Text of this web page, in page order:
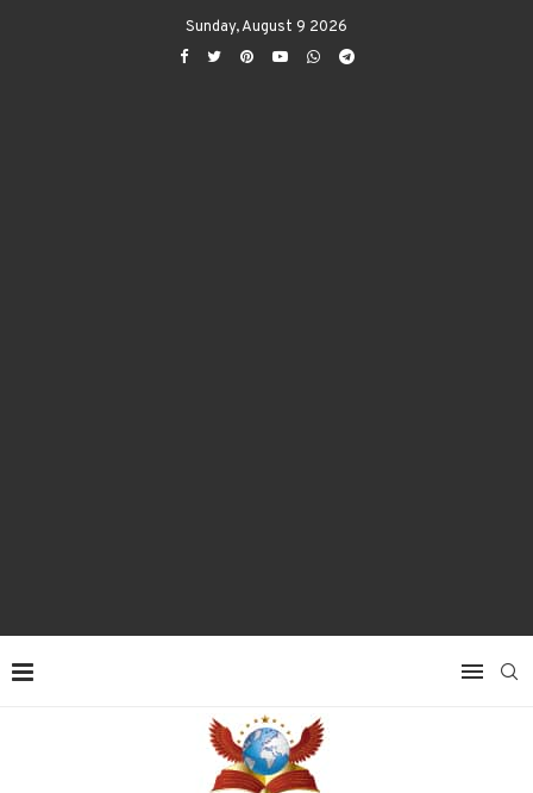
Sunday, August 9 2026